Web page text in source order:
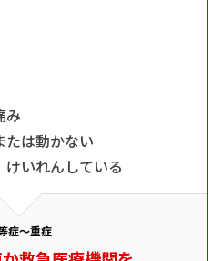
み
たは動かない
いれんしている
症～重症